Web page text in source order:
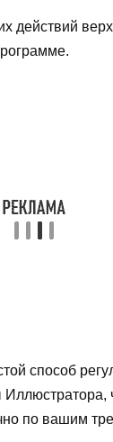
действий
способ
по вашим